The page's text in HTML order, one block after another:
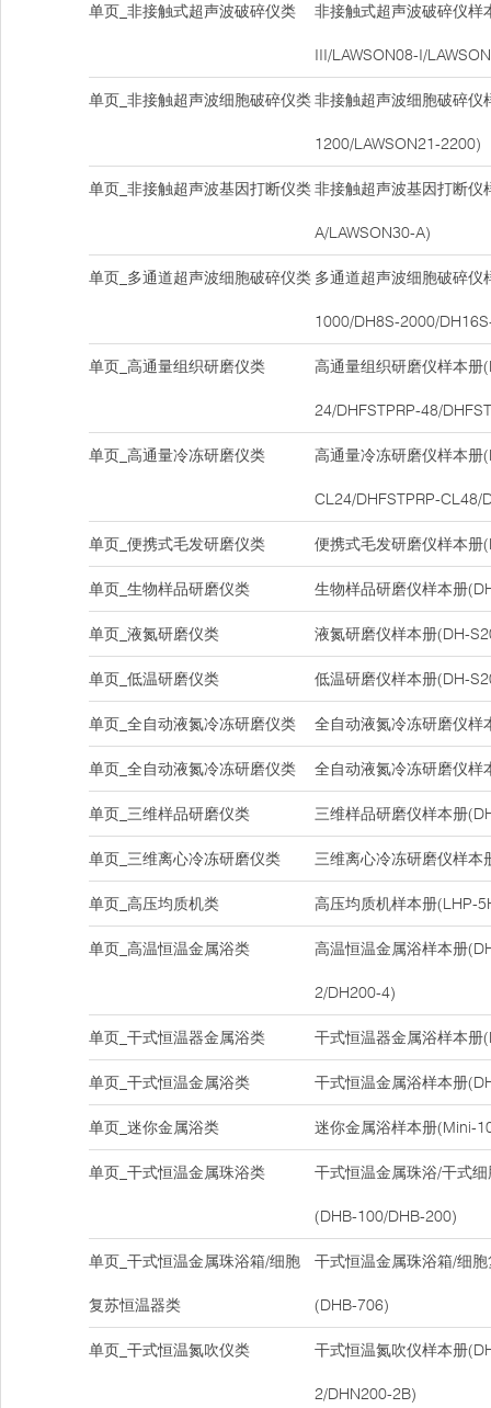
单页_非接触式超声波破碎仪类 非接触式超声波破碎仪样
III/LAWSON08-I/
单页_非接触超声波细胞破碎仪类非接触超声波细胞破碎仪
1200/LAWSON21-2200)
单页_非接触超声波基因打断仪类非接触超声波基因打断仪
A/LAWSON30-A)
单页_多通道超声波细胞破碎仪类 多通道超声波细胞破碎仪
1000/DH8S-2000/
单页_高通量组织研磨仪类 高通量组织研磨仪样本册
24/DHFSTPRP-48/
单页_高通量冷冻研磨仪类 高通量冷冻研磨仪样本册
CL24/DHFSTPRP-CL48/
单页_便携式毛发研磨仪类 便携式毛发研磨仪样本
单页_生物样品研磨仪类 生物样品研磨仪样本册
单页_液氮研磨仪类 液氮研磨仪样本册(DH-
单页_低温研磨仪类 低温研磨仪样本册(DH-
单页_全自动液氮冷冻研磨仪类 全自动液氮冷冻研磨仪样
单页_全自动液氮冷冻研磨仪类 全自动液氮冷冻研磨仪样
单页_三维样品研磨仪类 三维样品研磨仪样本册
单页_三维离心冷冻研磨仪类 三维离心冷冻研磨仪样本
单页_高压均质机类 高压均质机样本册(LHP-
单页_高温恒温金属浴类 高温恒温金属浴样本册
2/DH200-4)
单页_干式恒温器金属浴类 干式恒温器金属浴样本册
单页_干式恒温金属浴类 干式恒温金属浴样本册
单页_迷你金属浴类 迷你金属浴样本册(Mini-
单页_干式恒温金属珠浴类 干式恒温金属珠浴/干式
(DHB-100/DHB-200)
单页_干式恒温金属珠浴箱/细胞
复苏恒温器类
干式恒温金属珠浴箱/细
(DHB-706)
单页_干式恒温氮吹仪类 干式恒温氮吹仪样本册
2/DHN200-2B)